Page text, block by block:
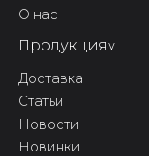
О нас
Продукция^
Доставка
Статьи
Новости
Новинки